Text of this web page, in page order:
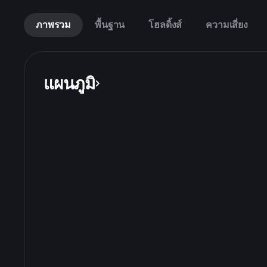
ภาพรวม พื้นฐาน โฮลดิ้งส์ ความเสี่ยง
แผนภูมิ